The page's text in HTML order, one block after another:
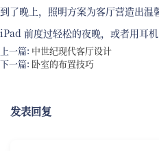
到了晚上，照明方案为客厅营造出
iPad 前度过轻松的夜晚，或者用耳机
上一篇: 中世纪现代客厅设计
下一篇: 卧室的布置技巧
发表回复